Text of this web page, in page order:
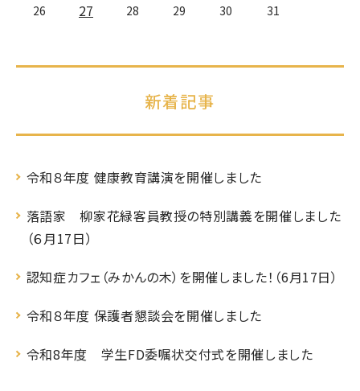
26
27 28 29 30 31
新着記事
令和８年度 健康教育講演を開催しました
落語家 柳家花緑客員教授の特別講義を開催しました
（６月17日）
認知症カフェ（みかんの木）を開催しました！（6月17日）
令和８年度 保護者懇談会を開催しました
令和8年度 学生FD委嘱状交付式を開催しました